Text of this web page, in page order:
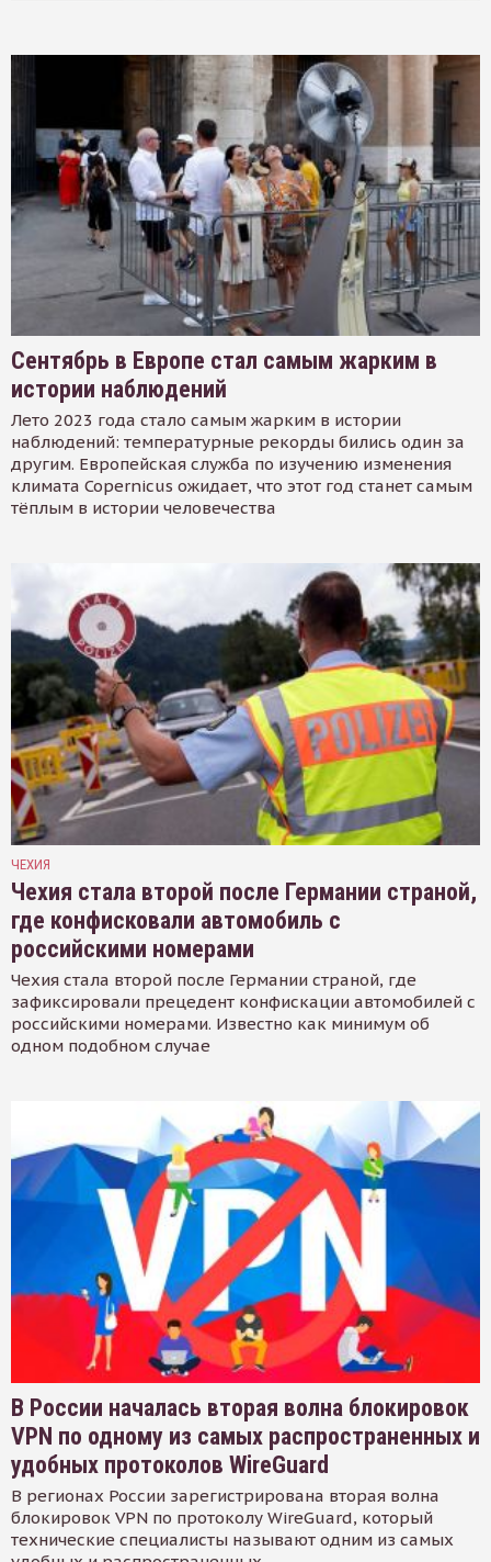
Сентябрь в Европе стал самым жарким в
истории наблюдений
Лето 2023 года стало самым жарким в истории
наблюдений: температурные рекорды бились один за
другим. Европейская служба по изучению изменения
климата Copernicus ожидает, что этот год станет самым
тёплым в истории человечества
ЧЕХИЯ
Чехия стала второй после Германии страной,
где конфисковали автомобиль с
российскими номерами
Чехия стала второй после Германии страной, где
зафиксировали прецедент конфискации автомобилей с
российскими номерами. Известно как минимум об
одном подобном случае
В России началась вторая волна блокировок
VPN по одному из самых распространенных и
удобных протоколов WireGuard
В регионах России зарегистрирована вторая волна
блокировок VPN по протоколу WireGuard, который
технические специалисты называют одним из самых